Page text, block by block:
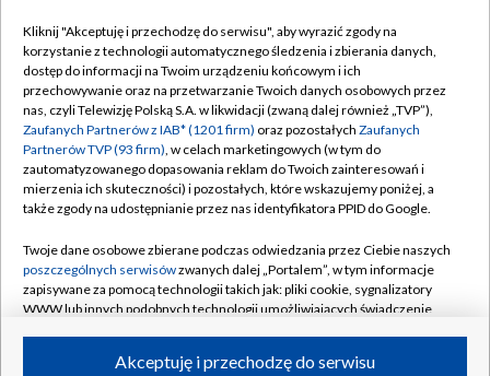
TVP
Abonament TVP
Emisja w TVP
Centrum informacji TVP
Naziemna Telewizja Cyfrowa
Rada Programowa
System NOS
Informacje o nadawcy
Program dla prasy
Regulamin TVP
Polityka prywatności
Moje zgody
Pomoc
Kontakt
Kanały
Kliknij "Akceptuję i przechodzę do serwisu", aby wyrazić zgody na
korzystanie z technologii automatycznego śledzenia i zbierania danych,
dostęp do informacji na Twoim urządzeniu końcowym i ich
przechowywanie oraz na przetwarzanie Twoich danych osobowych przez
nas, czyli Telewizję Polską S.A. w likwidacji (zwaną dalej również „TVP”),
Zaufanych Partnerów z IAB* (1201 firm) oraz pozostałych Zaufanych
Partnerów TVP (93 firm), w celach marketingowych (w tym do
zautomatyzowanego dopasowania reklam do Twoich zainteresowań i
mierzenia ich skuteczności) i pozostałych, które wskazujemy poniżej, a
także zgody na udostępnianie przez nas identyfikatora PPID do Google.
Twoje dane osobowe zbierane podczas odwiedzania przez Ciebie naszych
poszczególnych serwisówzwanych dalej „Portalem”, w tym informacje
zapisywane za pomocą technologii takich jak: pliki cookie, sygnalizatory
WWW lub innych podobnych technologii umożliwiających świadczenie
ruchu w Internecie.Akceptuję i przechodzę do serwisu